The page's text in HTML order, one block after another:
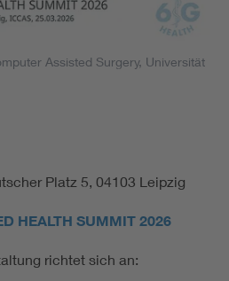
Assisted Surgery, Universität
Platz 5, 04103 Leipzig
HEALTH SUMMIT 2026
richtet sich an: